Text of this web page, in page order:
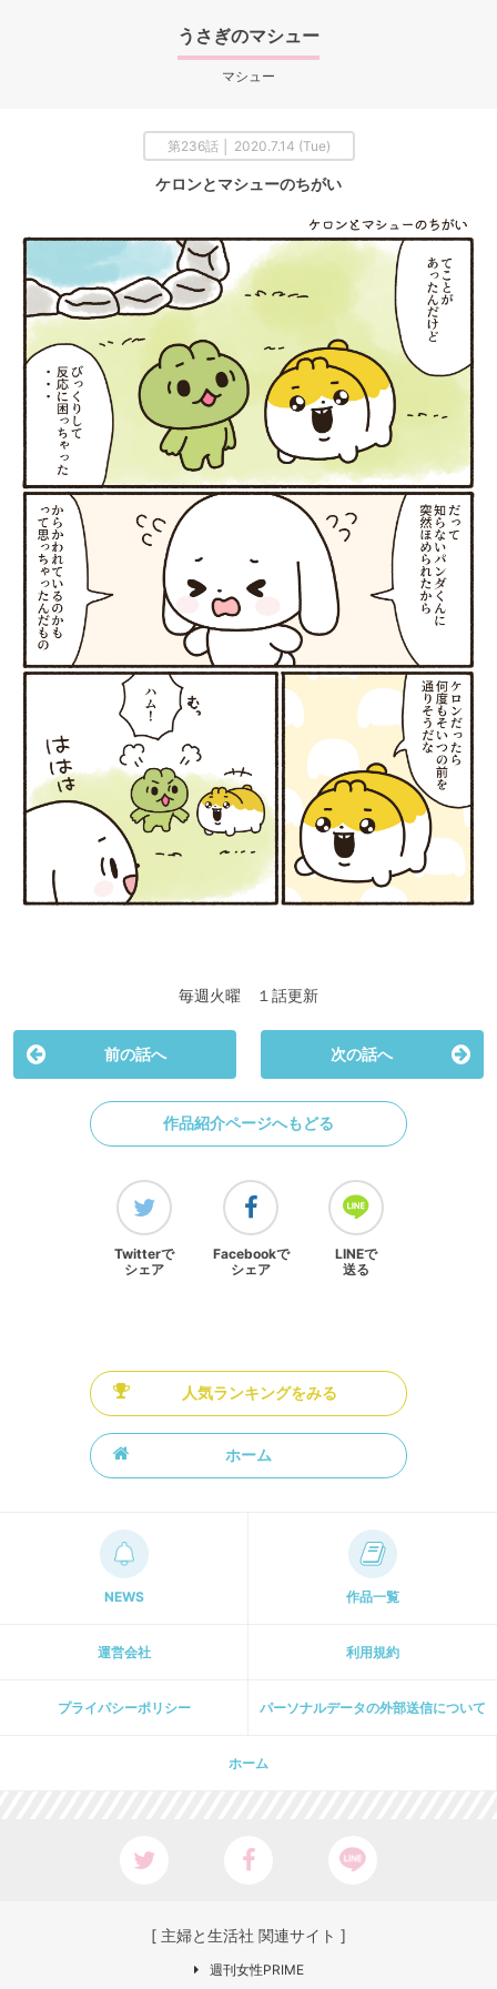
うさぎのマシュー
マシュー
第236話 │ 2020.7.14 (Tue)
ケロンとマシューのちがい
毎週火曜 １話更新
前の話へ 次の話へ
作品紹介ページへもどる
Twitterで
シェア
Facebookで
シェア
LINEで
送る
人気ランキングをみる
ホーム
NEWS 作品一覧
運営会社 利用規約
プライパシーポリシー パーソナルデータの外部送信について
ホーム
[ 主婦と生活社 関連サイト ]
週刊女性PRIME